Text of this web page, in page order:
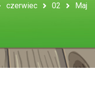
czerwiec 02
Maj